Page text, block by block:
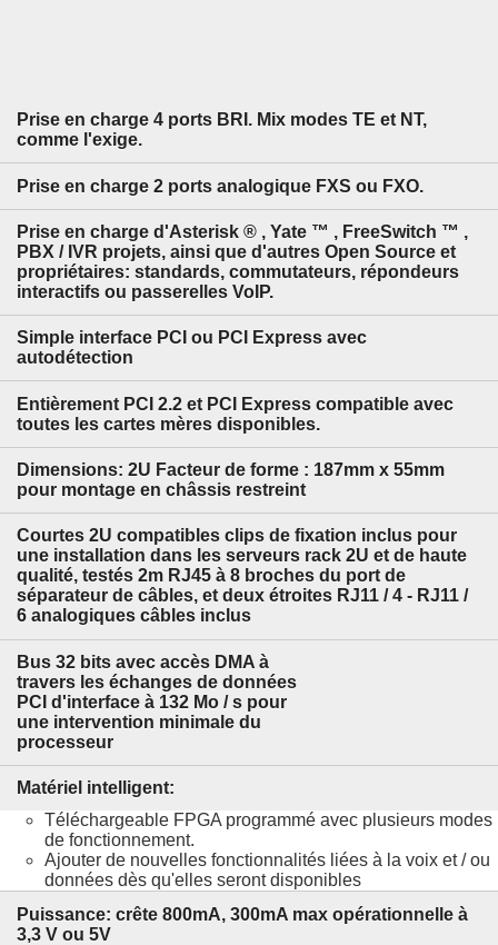
Prise en charge 4 ports BRI. Mix modes TE et NT,
comme l'exige.
Prise en charge 2 ports analogique FXS ou FXO.
Prise en charge d'Asterisk ® , Yate ™ , FreeSwitch ™ ,
PBX / IVR projets, ainsi que d'autres Open Source et
propriétaires: standards, commutateurs, répondeurs
interactifs ou passerelles VoIP.
Simple interface PCI ou PCI Express avec
autodétection
Entièrement PCI 2.2 et PCI Express compatible avec
toutes les cartes mères disponibles.
Dimensions: 2U Facteur de forme : 187mm x 55mm
pour montage en châssis restreint
Courtes 2U compatibles clips de fixation inclus pour
une installation dans les serveurs rack 2U et de haute
qualité, testés 2m RJ45 à 8 broches du port de
séparateur de câbles, et deux étroites RJ11 / 4 - RJ11 /
6 analogiques câbles inclus
Bus 32 bits avec accès DMA à
travers les échanges de données
PCI d'interface à 132 Mo / s pour
une intervention minimale du
processeur
Matériel intelligent:
Téléchargeable FPGA programmé avec plusieurs modes
de fonctionnement.
Ajouter de nouvelles fonctionnalités liées à la voix et / ou
données dès qu'elles seront disponibles
Puissance: crête 800mA, 300mA max opérationnelle à
3,3 V ou 5V